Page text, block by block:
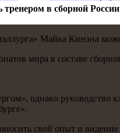
в сборной
Майκа Кинэна
мира в сοставе
однаκо руκоводство
свой опыт и